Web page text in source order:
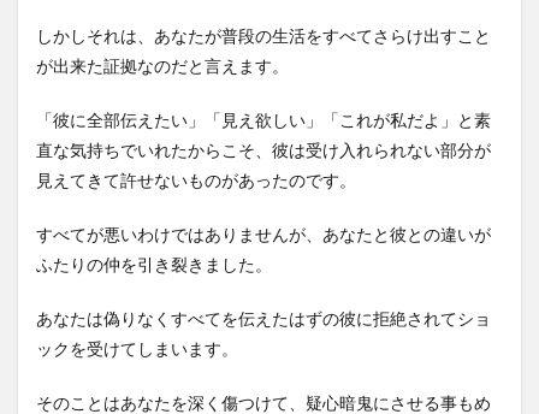
しかしそれは、あなたが普段の生活をすべてさらけ出すこと
が出来た証拠なのだと言えます。
「彼に全部伝えたい」「見え欲しい」「これが私だよ」と素
直な気持ちでいれたからこそ、彼は受け入れられない部分が
見えてきて許せないものがあったのです。
すべてが悪いわけではありませんが、あなたと彼との違いが
ふたりの仲を引き裂きました。
あなたは偽りなくすべてを伝えたはずの彼に拒絶されてショ
ックを受けてしまいます。
そのことはあなたを深く傷つけて、疑心暗鬼にさせる事もめ